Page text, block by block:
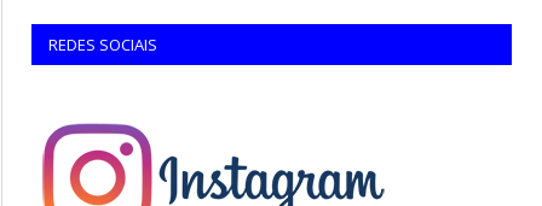
REDES SOCIAIS